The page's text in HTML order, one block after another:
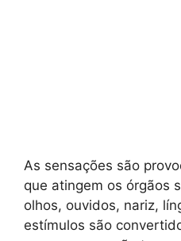
As sensações são
que atingem os órgãos
olhos, ouvidos, nariz,
estímulos são